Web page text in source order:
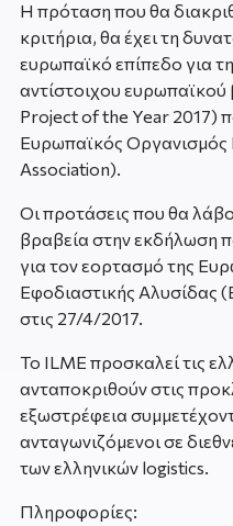
Η πρόταση που θα
κριτήρια, θα έχει τη
ευρωπαϊκό επίπεδο για
αντίστοιχου
Project of the Year 2017)
Ευρωπαϊκός Οργανισμός
Association).
Οι προτάσεις που θα
βραβεία στην εκδήλωση
για τον εορτασμό της
Εφοδιαστικής Αλυσίδας
στις 27/4/2017.
Το ILME προσκαλεί τις
ανταποκριθούν στις
εξωστρέφεια
ανταγωνιζόμενοι σε
των ελληνικών logistics.
Πληροφορίες: